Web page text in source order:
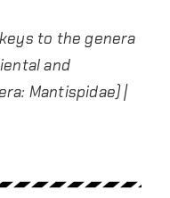
to the genera
and
Mantispidae) |